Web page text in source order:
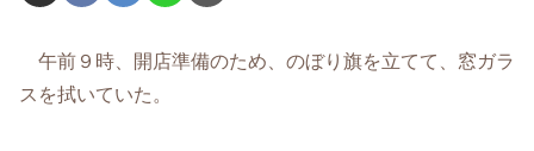
午前９時、開店準備のため、のぼり旗を立てて、窓ガラ
スを拭いていた。